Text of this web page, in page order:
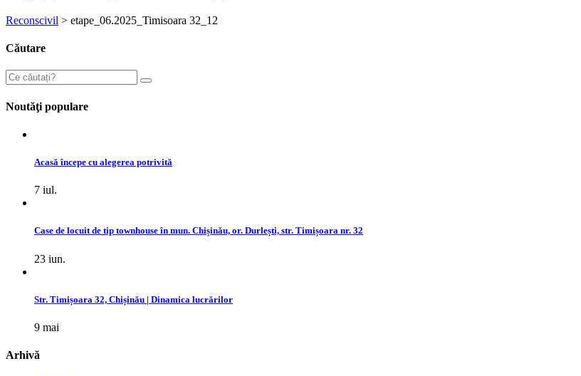
Reconscivil > etape_06.2025_Timisoara 32_12
Căutare
Noutăţi populare
Acasă începe cu alegerea potrivită
7 iul.
Case de locuit de tip townhouse în mun. Chișinău, or. Durlești, str. Timișoara nr. 32
23 iun.
Str. Timișoara 32, Chișinău | Dinamica lucrărilor
9 mai
Arhivă